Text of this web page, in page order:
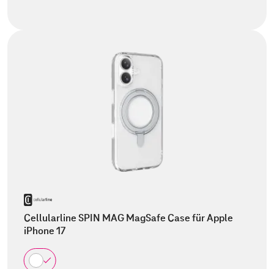
Cellularline SPIN MAG MagSafe Case für Apple
iPhone 17